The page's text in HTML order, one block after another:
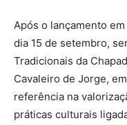
Após o lançamento
dia 15 de setembro,
Tradicionais da
Cavaleiro de Jorge,
referência na
práticas culturais